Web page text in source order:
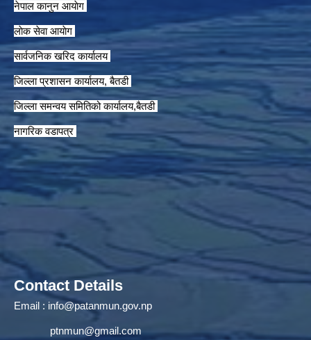
नेपाल कानुन आयाेग
लाेक सेवा आयाेग
सार्वजनिक खरिद कार्यालय
जिल्ला प्रशासन कार्यालय, बैतडी
जिल्ला समन्वय समितिको कार्यालय,बैतडी
नागरिक वडापत्र
Contact Details
Email : info@patanmun.gov.np
ptnmun@gmail.com